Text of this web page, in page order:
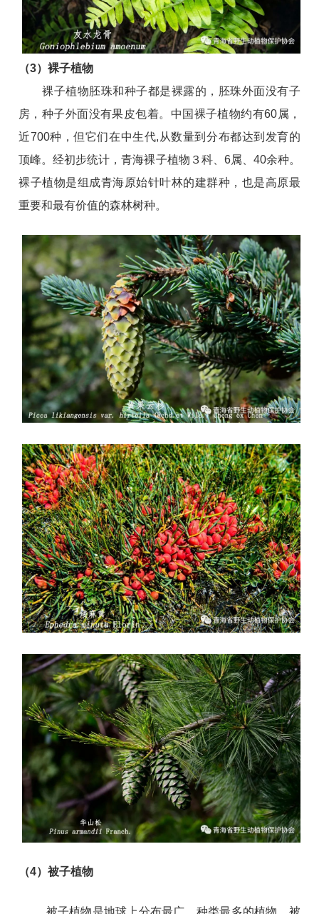
（3）裸子植物
裸子植物胚珠和种子都是裸露的，胚珠外面没有子
房，种子外面没有果皮包着。 中国裸子植物约有60属，
近700种，但它们在中生代, 从数量到分布都达到发育的
顶峰。经初步统计，青海裸子植物３科、 6属、 40余种。
裸子植物是组成青海原始针叶林的建群种，也是高原最
重要和最有价值的森林树种。
（4）被子植物
被子植物是地球上分布最广、种类最多的植物。 被